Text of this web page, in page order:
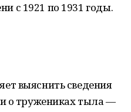
с 1921 по 1931 годы.
выяснить сведения
и о тружениках тыла —